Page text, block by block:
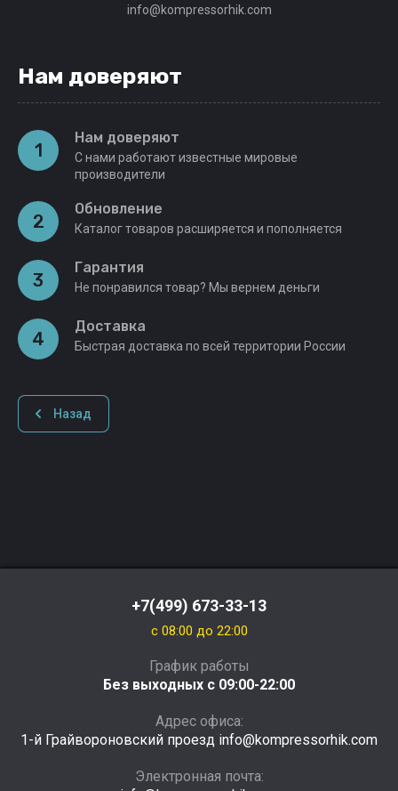
info@kompressorhik.com
Нам доверяют
1
Нам доверяют
С нами работают известные мировые
производители
2
Обновление
Каталог товаров расширяется и пополняется
3
Гарантия
Не понравился товар? Мы вернем деньги
4
Доставка
Быстрая доставка по всей территории России
Назад
+7(499) 673-33-13
c 08:00 до 22:00
График работы
Без выходных с 09:00-22:00
Адрес офиса:
1-й Грайвороновский проезд info@kompressorhik.com
Электронная почта: